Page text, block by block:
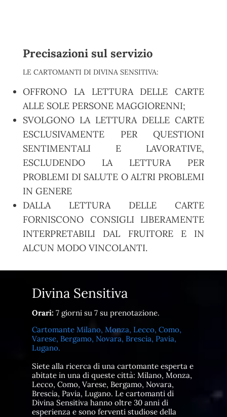
Precisazioni sul servizio
LE CARTOMANTI DI DIVINA SENSITIVA:
OFFRONO LA LETTURA DELLE CARTE
ALLE SOLE PERSONE MAGGIORENNI;
SVOLGONO LA LETTURA DELLE CARTE
ESCLUSIVAMENTE PER QUESTIONI
SENTIMENTALI E LAVORATIVE,
ESCLUDENDO LA LETTURA PER
PROBLEMI DI SALUTE O ALTRI PROBLEMI
IN GENERE
DALLA LETTURA DELLE CARTE
FORNISCONO CONSIGLI LIBERAMENTE
INTERPRETABILI DAL FRUITORE E IN
ALCUN MODO VINCOLANTI.
Divina Sensitiva
Orari: 7 giorni su 7 su prenotazione.
Cartomante Milano, Monza, Lecco, Como,
Varese, Bergamo, Novara, Brescia, Pavia,
Lugano.
Siete alla ricerca di una cartomante esperta e
abitate in una di queste città: Milano, Monza,
Lecco, Como, Varese, Bergamo, Novara,
Brescia, Pavia, Lugano. Le cartomanti di
Divina Sensitiva hanno oltre 30 anni di
esperienza e sono ferventi studiose della